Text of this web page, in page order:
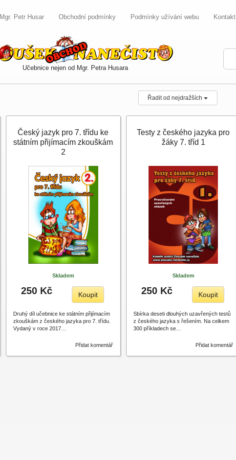
Mgr. Petr Husar Obchodní podmínky Podmínky užívání webu Kontakt
Učebnice nejen od Mgr. Petra Husara
Řadit od nejdražších
Český jazyk pro 7. třídu ke
státním přijímacím zkouškám
2
Skladem
250 Kč Koupit
Druhý díl učebnice ke státním přijímacím
zkouškám z českého jazyka pro 7. třídu.
Vydaný v roce 2017…
Přidat komentář
Testy z českého jazyka pro
žáky 7. tříd 1
Skladem
250 Kč Koupit
Sbírka deseti dlouhých uzavřených testů
z českého jazyka s řešením. Na celkem
300 příkladech se…
Přidat komentář